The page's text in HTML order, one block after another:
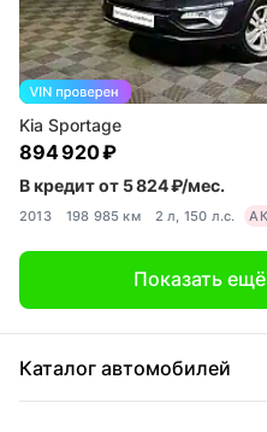
Kia Sportage
894 920 ₽
В кредит от 5 824 ₽/мес.
2013 198 985 км 2 л, 150 л.с.
Показать
Каталог автомобилей